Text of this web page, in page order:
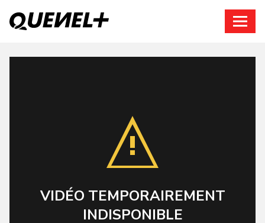
VIDÉO TEMPORAIREMENT
INDISPONIBLE